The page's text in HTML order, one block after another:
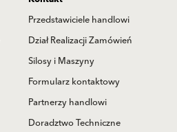
Przedstawiciele handlowi
Dział Realizacji Zamówień
Silosy i Maszyny
Formularz kontaktowy
Partnerzy handlowi
Doradztwo Techniczne